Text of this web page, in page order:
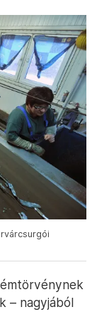
– nagyjából